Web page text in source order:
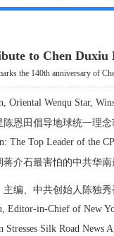
to Chen Duxiu
the 140th anniversary of
Oriental Wenqu Star,
陈恩田倡导地球统一理
The Top Leader of the
蒋介石最害怕的中共华
主编、中共创始人陈独
Editor-in-Chief of New
Stresses Silk Road News